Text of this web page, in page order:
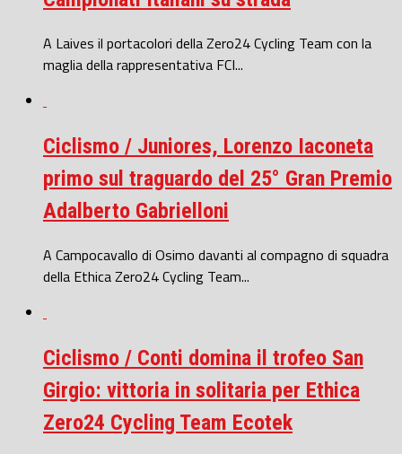
A Laives il portacolori della Zero24 Cycling Team con la
maglia della rappresentativa FCI...
Ciclismo / Juniores, Lorenzo Iaconeta
primo sul traguardo del 25° Gran Premio
Adalberto Gabrielloni
A Campocavallo di Osimo davanti al compagno di squadra
della Ethica Zero24 Cycling Team...
Ciclismo / Conti domina il trofeo San
Girgio: vittoria in solitaria per Ethica
Zero24 Cycling Team Ecotek